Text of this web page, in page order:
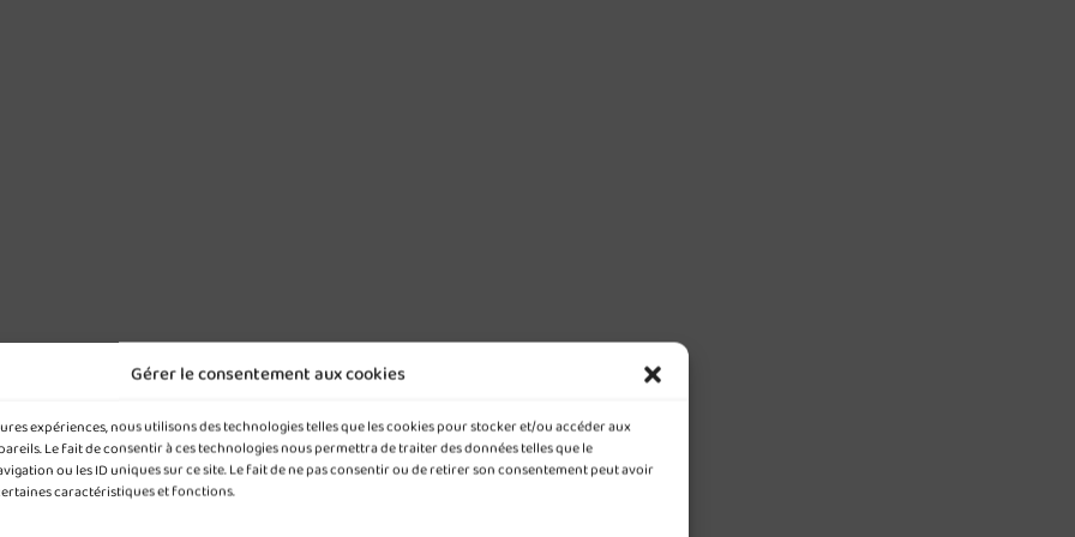
Gérer le consentement aux cookies
expériences, nous utilisons des technologies telles que les cookies pour stocker et/ou accéder aux
Le fait de consentir à ces technologies nous permettra de traiter des données telles que le
ou les ID uniques sur ce site. Le fait de ne pas consentir ou de retirer son consentement peut avoir
caractéristiques et fonctions.